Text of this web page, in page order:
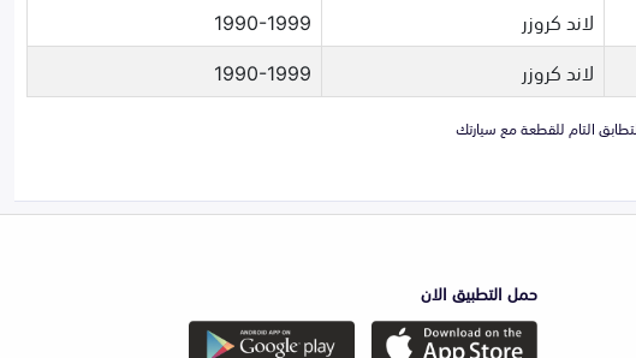
لاند كروزر
1990-1999
لاند كروزر 1990-1999
حمل التطبيق الان